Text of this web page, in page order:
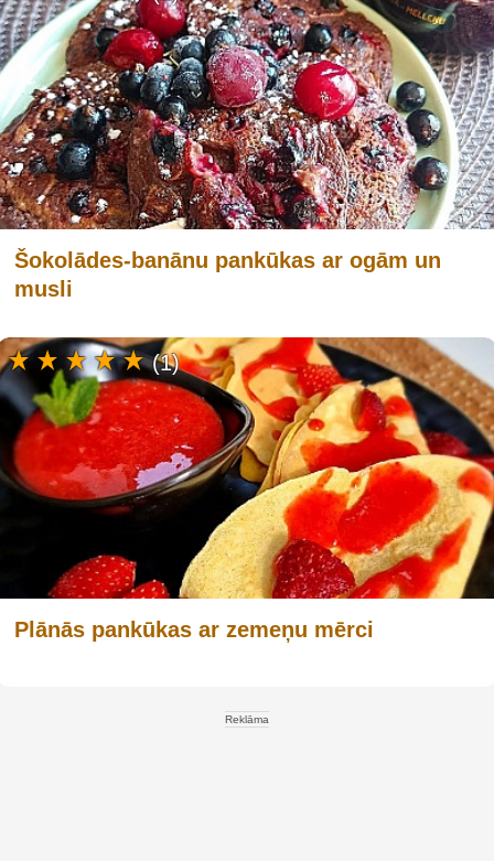
Šokolādes-banānu pankūkas ar ogām un
musli
Plānās pankūkas ar zemeņu mērci
(1)
Reklāma